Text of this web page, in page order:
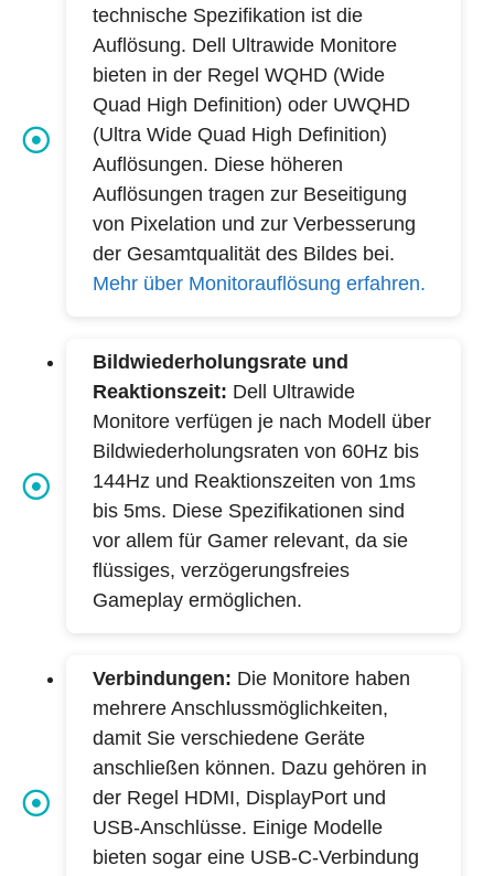
technische Spezifikation ist die
Auflösung. Dell Ultrawide Monitore
bieten in der Regel WQHD (Wide
Quad High Definition) oder UWQHD
(Ultra Wide Quad High Definition)
Auflösungen. Diese höheren
Auflösungen tragen zur Beseitigung
von Pixelation und zur Verbesserung
der Gesamtqualität des Bildes bei.
Mehr über Monitorauflösung erfahren.
Bildwiederholungsrate und
Reaktionszeit: Dell Ultrawide
Monitore verfügen je nach Modell über
Bildwiederholungsraten von 60Hz bis
144Hz und Reaktionszeiten von 1ms
bis 5ms. Diese Spezifikationen sind
vor allem für Gamer relevant, da sie
flüssiges, verzögerungsfreies
Gameplay ermöglichen.
Verbindungen: Die Monitore haben
mehrere Anschlussmöglichkeiten,
damit Sie verschiedene Geräte
anschließen können. Dazu gehören in
der Regel HDMI, DisplayPort und
USB-Anschlüsse. Einige Modelle
bieten sogar eine USB-C-Verbindung